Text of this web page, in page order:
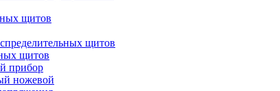
щитов
щитов
щитов
прибор
ножевой